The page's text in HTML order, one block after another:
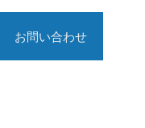
お問い合わせ